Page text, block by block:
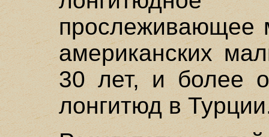
прослеживающее
американских
30 лет, и более
лонгитюд в